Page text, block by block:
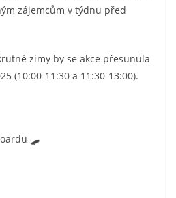
zájemcům v týdnu před
zimy by se akce přesunula
(10:00-11:30 a 11:30-13:00).
🛹